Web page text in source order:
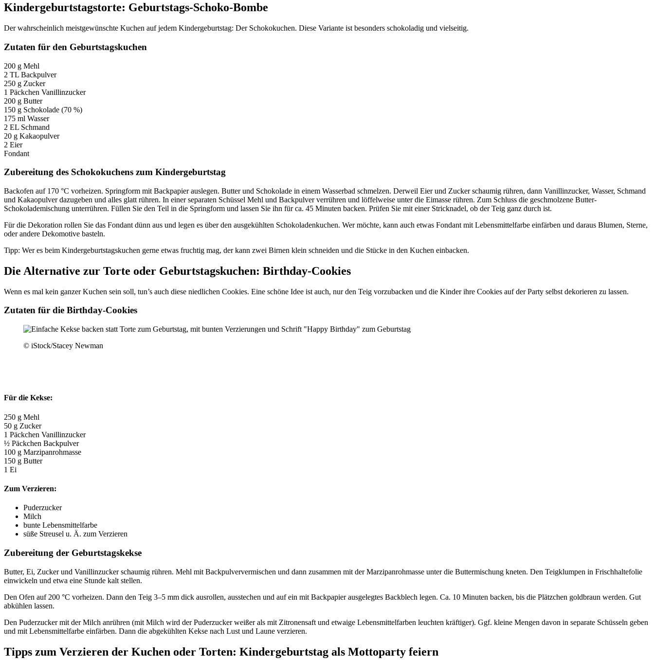
Kindergeburtstagstorte: Geburtstags-Schoko-Bombe
Der wahrscheinlich meistgewünschte Kuchen auf jedem Kindergeburtstag: Der Schokokuchen. Diese Variante ist besonders schokoladig und vielseitig.
Zutaten für den Geburtstagskuchen
200 g Mehl
2 TL Backpulver
250 g Zucker
1 Päckchen Vanillinzucker
200 g Butter
150 g Schokolade (70 %)
175 ml Wasser
2 EL Schmand
20 g Kakaopulver
2 Eier
Fondant
Zubereitung des Schokokuchens zum Kindergeburtstag
Backofen auf 170 °C vorheizen. Springform mit Backpapier auslegen. Butter und Schokolade in einem Wasserbad schmelzen. Derweil Eier und Zucker schaumig rühren, dann Vanillinzucker, Wasser, Schmand
und Kakaopulver dazugeben und alles glatt rühren. In einer separaten Schüssel Mehl und Backpulver verrühren und löffelweise unter die Eimasse rühren. Zum Schluss die geschmolzene Butter-
Schokolademischung unterrühren. Füllen Sie den Teil in die Springform und lassen Sie ihn für ca. 45 Minuten backen. Prüfen Sie mit einer Stricknadel, ob der Teig ganz durch ist.
Für die Dekoration rollen Sie das Fondant dünn aus und legen es über den ausgekühlten Schokoladenkuchen. Wer möchte, kann auch etwas Fondant mit Lebensmittelfarbe einfärben und daraus Blumen, Sterne,
oder andere Dekomotive basteln.
Tipp: Wer es beim Kindergeburtstagskuchen gerne etwas fruchtig mag, der kann zwei Birnen klein schneiden und die Stücke in den Kuchen einbacken.
Die Alternative zur Torte oder Geburtstagskuchen: Birthday-Cookies
Wenn es mal kein ganzer Kuchen sein soll, tun’s auch diese niedlichen Cookies. Eine schöne Idee ist auch, nur den Teig vorzubacken und die Kinder ihre Cookies auf der Party selbst dekorieren zu lassen.
Zutaten für die Birthday-Cookies
© iStock/Stacey Newman
Für die Kekse:
250 g Mehl
50 g Zucker
1 Päckchen Vanillinzucker
½ Päckchen Backpulver
100 g Marzipanrohmasse
150 g Butter
1 Ei
Zum Verzieren:
Puderzucker
Milch
bunte Lebensmittelfarbe
süße Streusel u. Ä. zum Verzieren
Zubereitung der Geburtstagskekse
Butter, Ei, Zucker und Vanillinzucker schaumig rühren. Mehl mit Backpulververmischen und dann zusammen mit der Marzipanrohmasse unter die Buttermischung kneten. Den Teigklumpen in Frischhaltefolie
einwickeln und etwa eine Stunde kalt stellen.
Den Ofen auf 200 °C vorheizen. Dann den Teig 3–5 mm dick ausrollen, ausstechen und auf ein mit Backpapier ausgelegtes Backblech legen. Ca. 10 Minuten backen, bis die Plätzchen goldbraun werden. Gut
abkühlen lassen.
Den Puderzucker mit der Milch anrühren (mit Milch wird der Puderzucker weißer als mit Zitronensaft und etwaige Lebensmittelfarben leuchten kräftiger). Ggf. kleine Mengen davon in separate Schüsseln geben
und mit Lebensmittelfarbe einfärben. Dann die abgekühlten Kekse nach Lust und Laune verzieren.
Tipps zum Verzieren der Kuchen oder Torten: Kindergeburtstag als Mottoparty feiern